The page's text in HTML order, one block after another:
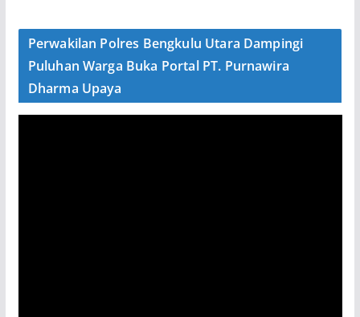
Perwakilan Polres Bengkulu Utara Dampingi
Puluhan Warga Buka Portal PT. Purnawira
Dharma Upaya